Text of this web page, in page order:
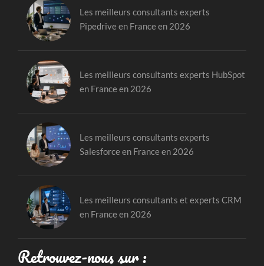
Les meilleurs consultants experts
Pipedrive en France en 2026
Les meilleurs consultants experts HubSpot
en France en 2026
Les meilleurs consultants experts
Salesforce en France en 2026
Les meilleurs consultants et experts CRM
en France en 2026
Retrouvez-nous sur :